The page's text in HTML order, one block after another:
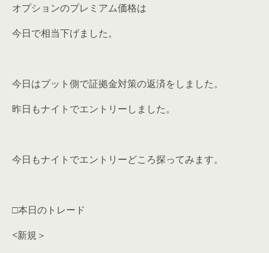
オプションのプレミアム価格は
今日で相当下げました。
今日はプット側で証拠金対策の返済をしました。
昨日もナイトでエントリーしました。
今日もナイトでエントリーどころ探ってみます。
□本日のトレード
<新規＞